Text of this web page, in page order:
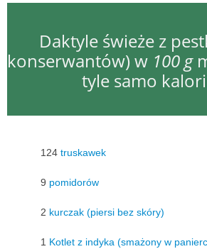
Daktyle świeże z
konserwantów) w 100 g
tyle samo
124 truskawek
9 pomidorów
2 kurczak (piersi bez skóry)
1 Kotlet z indyka (smażony w